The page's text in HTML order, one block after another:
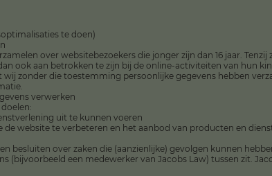
te doen)
over websitebezoekers die jonger zijn dan 16 jaar.
ook aan betrokken te zijn bij de online-activiteiten van hun
zonder die toestemming persoonlijke gegevens hebben
verwerken
uit te kunnen voeren
website te verbeteren en het aanbod van producten en
besluiten over zaken die (aanzienlijke) gevolgen kunnen
(bijvoorbeeld een medewerker van Jacobs Law) tussen zit.